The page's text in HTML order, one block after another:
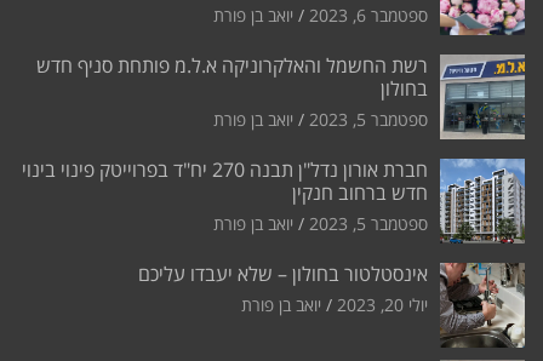
ספטמבר 6, 2023 יואב בן פורת
רשת החשמל והאלקרוניקה א.ל.מ פותחת סניף חדש
בחולון
ספטמבר 5, 2023 יואב בן פורת
חברת אורון נדל"ן תבנה 270 יח"ד בפרוייטק פינוי בינוי
חדש ברחוב חנקין
ספטמבר 5, 2023 יואב בן פורת
אינסטלטור בחולון – שלא יעבדו עליכם
יולי 20, 2023 יואב בן פורת